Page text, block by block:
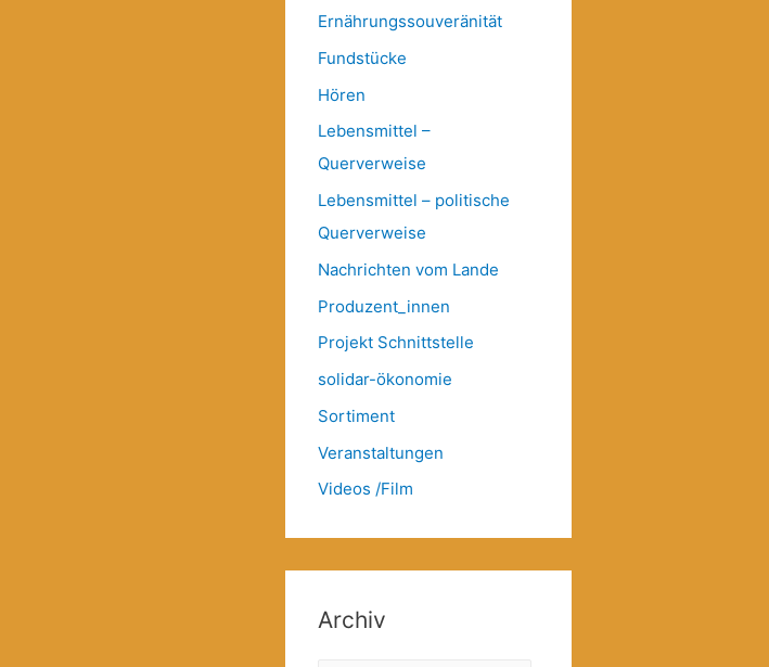
Ernährungssouveränität
Fundstücke
Hören
Lebensmittel –
Querverweise
Lebensmittel – politische
Querverweise
Nachrichten vom Lande
Produzent_innen
Projekt Schnittstelle
solidar-ökonomie
Sortiment
Veranstaltungen
Videos /Film
Archiv